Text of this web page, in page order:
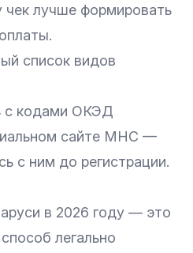
чек лучше формировать
список видов
с кодами ОКЭД
сайте МНС —
с ним до регистрации.
в 2026 году — это
легально